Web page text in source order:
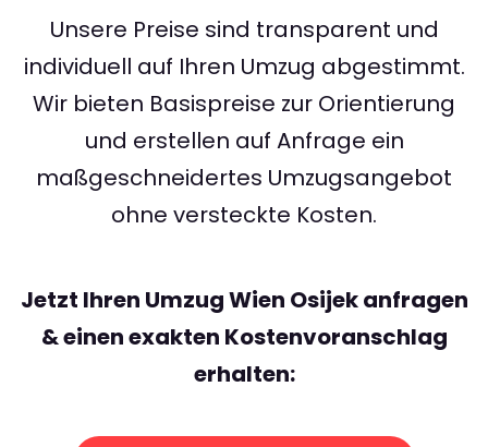
Unsere Preise sind transparent und
individuell auf Ihren Umzug abgestimmt.
Wir bieten Basispreise zur Orientierung
und erstellen auf Anfrage ein
maßgeschneidertes Umzugsangebot
ohne versteckte Kosten.
Jetzt Ihren Umzug Wien Osijek anfragen
& einen exakten Kostenvoranschlag
erhalten: